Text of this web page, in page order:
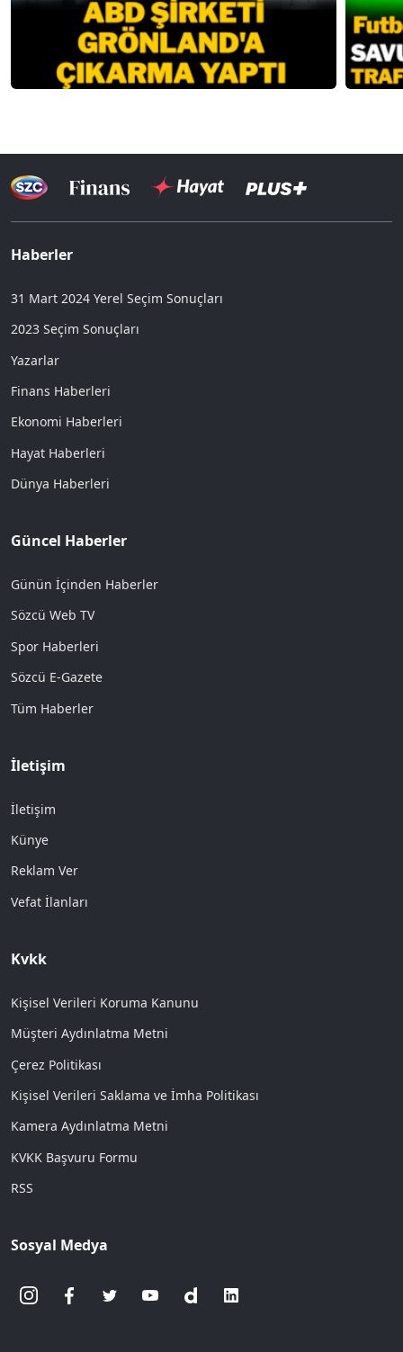
Haberler
31 Mart 2024 Yerel Seçim Sonuçları
2023 Seçim Sonuçları
Yazarlar
Finans Haberleri
Ekonomi Haberleri
Hayat Haberleri
Dünya Haberleri
Güncel Haberler
Günün İçinden Haberler
Sözcü Web TV
Spor Haberleri
Sözcü E-Gazete
Tüm Haberler
İletişim
İletişim
Künye
Reklam Ver
Vefat İlanları
Kvkk
Kişisel Verileri Koruma Kanunu
Müşteri Aydınlatma Metni
Çerez Politikası
Kişisel Verileri Saklama ve İmha Politikası
Kamera Aydınlatma Metni
KVKK Başvuru Formu
RSS
Sosyal Medya